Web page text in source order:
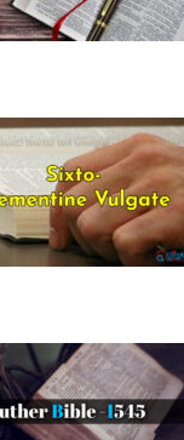
July 16,
The
Vulgate
July 12,
Luther
October